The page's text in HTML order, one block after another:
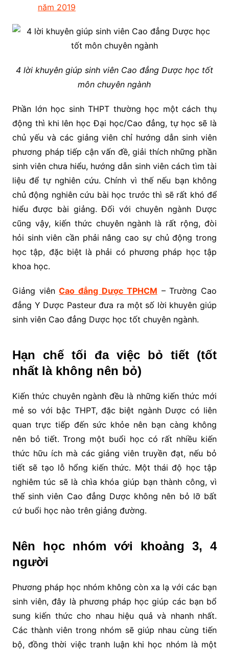
năm 2019
4 lời khuyên giúp sinh viên Cao đẳng Dược học tốt
môn chuyên ngành
Phần lớn học sinh THPT thường học một cách thụ
động thì khi lên học Đại học/Cao đẳng, tự học sẽ là
chủ yếu và các giảng viên chỉ hướng dẫn sinh viên
phương pháp tiếp cận vấn đề, giải thích những phần
sinh viên chưa hiểu, hướng dẫn sinh viên cách tìm tài
liệu để tự nghiên cứu. Chính vì thế nếu bạn không
chủ động nghiên cứu bài học trước thì sẽ rất khó để
hiểu được bài giảng. Đối với chuyên ngành Dược
cũng vậy, kiến thức chuyên ngành là rất rộng, đòi
hỏi sinh viên cần phải nâng cao sự chủ động trong
học tập, đặc biệt là phải có phương pháp học tập
khoa học.
Giảng viênCao đẳng Dược TPHCM – Trường Cao
đẳng Y Dược Pasteur đưa ra một số lời khuyên giúp
sinh viên Cao đẳng Dược học tốt chuyên ngành.
Hạn chế tối đa việc bỏ tiết (tốt
nhất là không nên bỏ)
Kiến thức chuyên ngành đều là những kiến thức mới
mẻ so với bậc THPT, đặc biệt ngành Dược có liên
quan trực tiếp đến sức khỏe nên bạn càng không
nên bỏ tiết. Trong một buổi học có rất nhiều kiến
thức hữu ích mà các giảng viên truyền đạt, nếu bỏ
tiết sẽ tạo lỗ hổng kiến thức. Một thái độ học tập
nghiêm túc sẽ là chìa khóa giúp bạn thành công, vì
thế sinh viên Cao đẳng Dược không nên bỏ lỡ bất
cứ buổi học nào trên giảng đường.
Nên học nhóm với khoảng 3, 4
người
Phương pháp học nhóm không còn xa lạ với các bạn
sinh viên, đây là phương pháp học giúp các bạn bổ
sung kiến thức cho nhau hiệu quả và nhanh nhất.
Các thành viên trong nhóm sẽ giúp nhau cùng tiến
bộ, đồng thời việc tranh luận khi học nhóm là một